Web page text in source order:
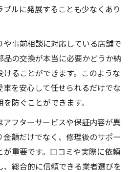
ブルに発展することも少なくあり
や事前相談に対応している店舗で
品の交換が本当に必要かどうか納
けることができます。このような
車を安心して任せられるだけでな
防ぐことができます。
アフターサービスや保証内容が異
金額だけでなく、修理後のサポー
が重要です。口コミや実際に依頼
、総合的に信頼できる業者選びを